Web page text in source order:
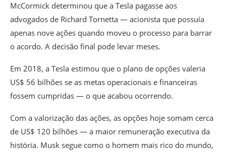
McCormick determinou que a Tesla pagasse aos
advogados de Richard Tornetta — acionista que possuía
apenas nove ações quando moveu o processo para barrar
o acordo. A decisão final pode levar meses.
Em 2018, a Tesla estimou que o plano de opções valeria
US$ 56 bilhões se as metas operacionais e financeiras
fossem cumpridas — o que acabou ocorrendo.
Com a valorização das ações, as opções hoje somam cerca
de US$ 120 bilhões — a maior remuneração executiva da
história. Musk segue como o homem mais rico do mundo,